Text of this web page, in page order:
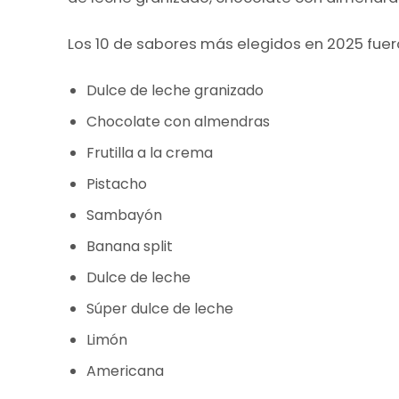
Los 10 de sabores más elegidos en 2025
Dulce de leche granizado
Chocolate con almendras
Frutilla a la crema
Pistacho
Sambayón
Banana split
Dulce de leche
Súper dulce de leche
Limón
Americana